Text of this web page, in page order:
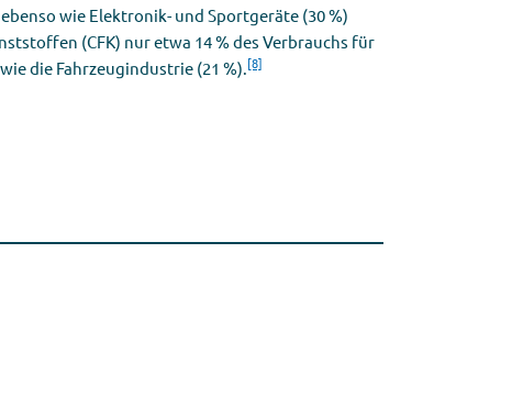
wie Elektronik- und Sportgeräte (30 %)
(CFK) nur etwa 14 % des Verbrauchs für
die Fahrzeugindustrie (21 %).[8]